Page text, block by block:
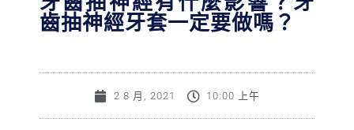
齒抽神經牙套一定要做嗎？
2 8 月, 2021 10:00 上午